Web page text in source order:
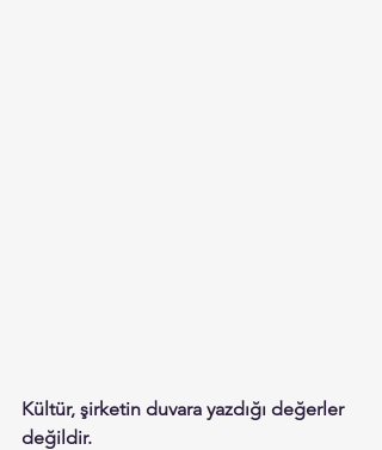
Kültür, şirketin duvara yazdığı değerler
değildir.